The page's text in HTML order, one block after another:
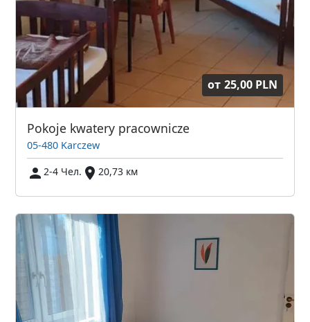
от 25,00 PLN
Pokoje kwatery pracownicze
05-480 Karczew
2-4 Чел.
20,73 км